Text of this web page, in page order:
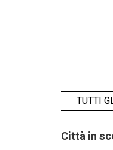
TUTTI
Città in